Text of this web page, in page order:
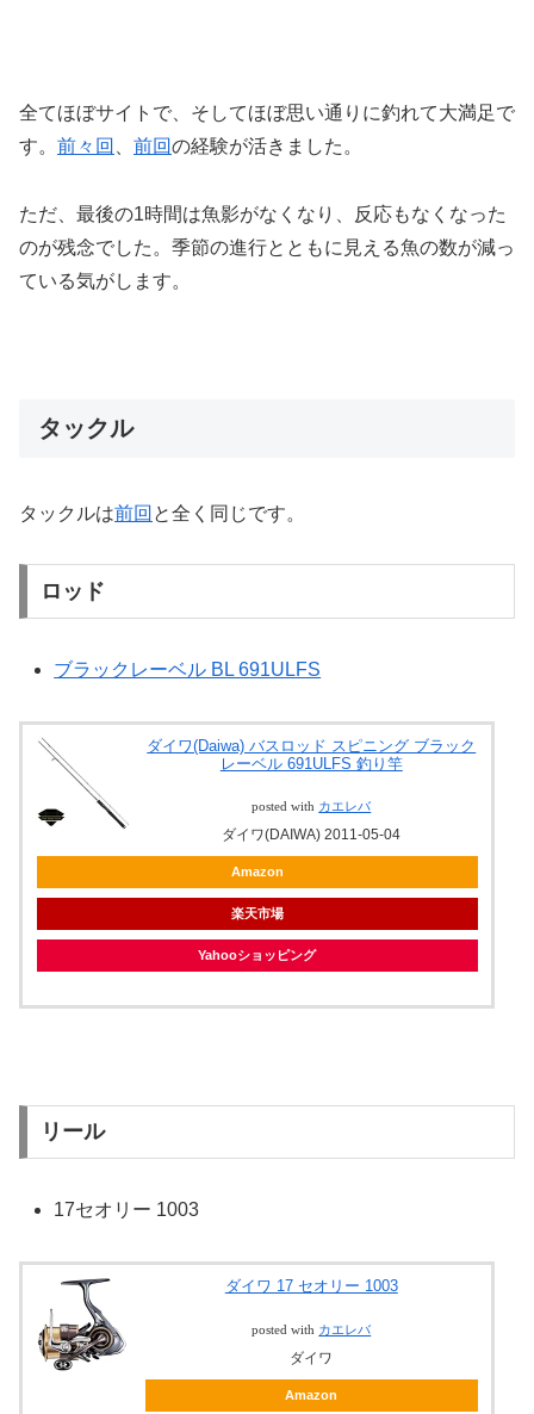
全てほぼサイトで、そしてほぼ思い通りに釣れて大満足で
す。 前々回 前回の経験が活きました。
ただ、最後の1時間は魚影がなくなり、反応もなくなった
のが残念でした。季節の進行とともに見える魚の数が減っ
ている気がします。
タックル
タックルは前回 と全く同じです。
ロッド
ブラックレーベル BL 691ULFS
ダイワ(Daiwa) バスロッド スピニング ブラック
レーベル 691ULFS 釣り竿
posted with カエレバ
ダイワ(DAIWA) 2011-05-04
Amazon
楽天市場
Yahooショッピング
リール
17セオリー 1003
ダイワ 17 セオリー 1003
posted with カエレバ
ダイワ
Amazon